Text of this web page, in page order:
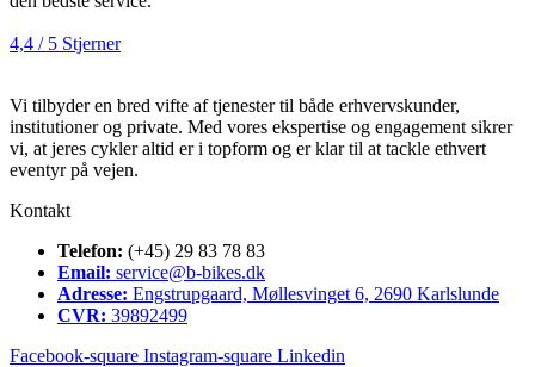
4,4 / 5 Stjerner
Vi tilbyder en bred vifte af tjenester til både erhvervskunder,
institutioner og private. Med vores ekspertise og engagement sikrer
vi, at jeres cykler altid er i topform og er klar til at tackle ethvert
eventyr på vejen.
Kontakt
Telefon: (+45) 29 83 78 83
Email: service@b-bikes.dk
Adresse: Engstrupgaard, Møllesvinget 6, 2690 Karlslunde
CVR: 39892499
Facebook-square Instagram-square Linkedin